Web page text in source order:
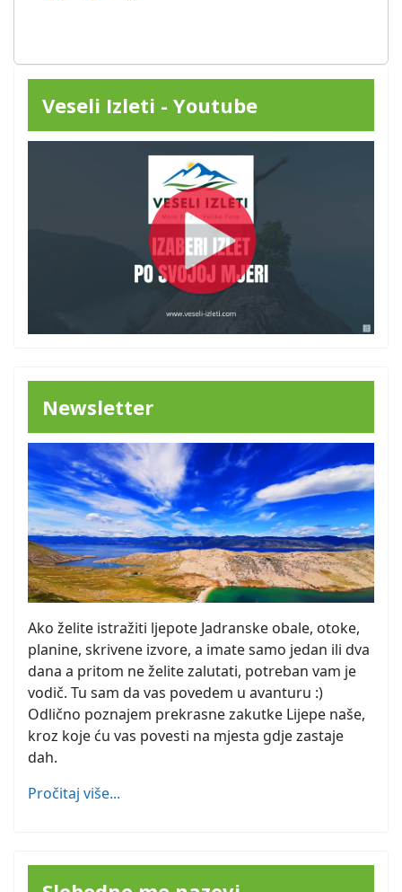
Veseli Izleti - Youtube
Newsletter
Ako želite istražiti ljepote Jadranske obale, otoke,
planine, skrivene izvore, a imate samo jedan ili dva
dana a pritom ne želite zalutati, potreban vam je
vodič. Tu sam da vas povedem u avanturu :)
Odlično poznajem prekrasne zakutke Lijepe naše,
kroz koje ću vas povesti na mjesta gdje zastaje
dah.
Pročitaj više...